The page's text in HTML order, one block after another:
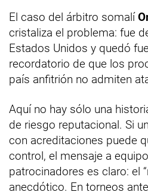
El caso del árbitro somalí
cristaliza el problema: fue
Estados Unidos y quedó
recordatorio de que los
país anfitrión no admiten
Aquí no hay sólo una
de riesgo reputacional. Si
con acreditaciones puede
control, el mensaje a
patrocinadores es claro: el
anecdótico. En torneos